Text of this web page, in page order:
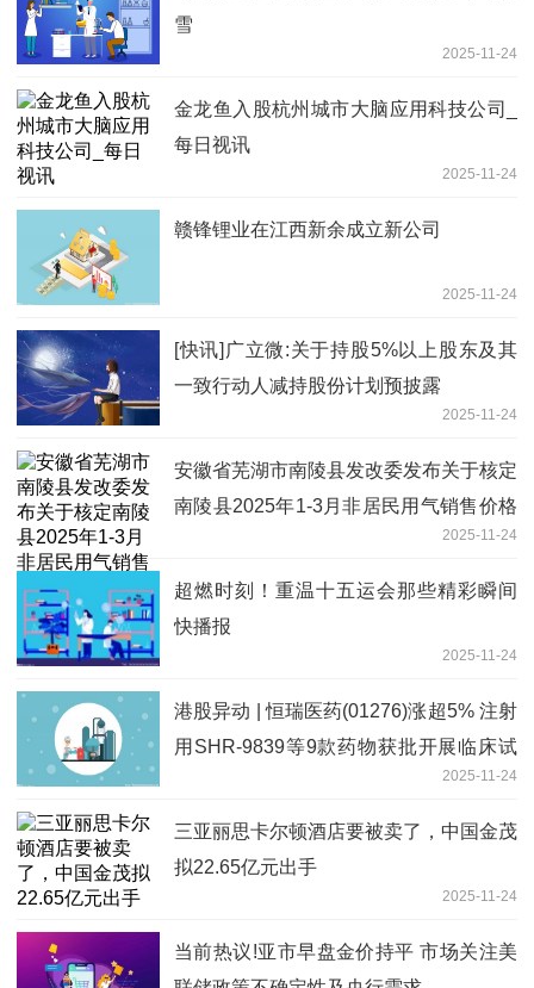
雪
2025-11-24
金龙鱼入股杭州城市大脑应用科技公司_
每日视讯
2025-11-24
赣锋锂业在江西新余成立新公司
2025-11-24
[快讯]广立微:关于持股5%以上股东及其
一致行动人减持股份计划预披露
2025-11-24
安徽省芜湖市南陵县发改委发布关于核定
南陵县2025年1-3月非居民用气销售价格
2025-11-24
超燃时刻！重温十五运会那些精彩瞬间
快播报
2025-11-24
港股异动 | 恒瑞医药(01276)涨超5% 注射
用SHR-9839等9款药物获批开展临床试
2025-11-24
三亚丽思卡尔顿酒店要被卖了，中国金茂
拟22.65亿元出手
2025-11-24
当前热议!亚市早盘金价持平 市场关注美